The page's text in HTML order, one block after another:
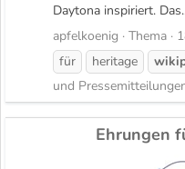
Daytona inspiriert.
apfelkoenig
Thema
für
heritage
und
Ehrungen